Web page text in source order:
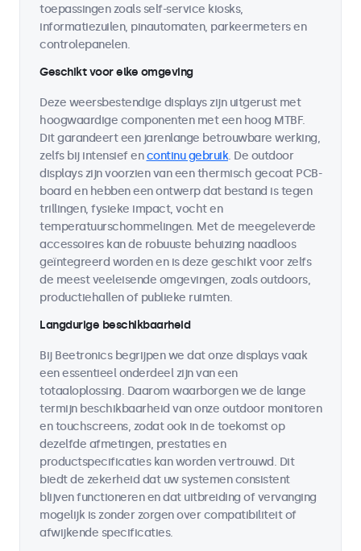
toepassingen zoals self-service kiosks,
informatiezuilen, pinautomaten, parkeermeters en
controlepanelen.
Geschikt voor elke omgeving
Deze weersbestendige displays zijn uitgerust met
hoogwaardige componenten met een hoog MTBF.
Dit garandeert een jarenlange betrouwbare werking,
zelfs bij intensief encontinu gebruik. De outdoor
displays zijn voorzien van een thermisch gecoat PCB-
board en hebben een ontwerp dat bestand is tegen
trillingen, fysieke impact, vocht en
temperatuurschommelingen. Met de meegeleverde
accessoires kan de robuuste behuizing naadloos
geïntegreerd worden en is deze geschikt voor zelfs
de meest veeleisende omgevingen, zoals outdoors,
productiehallen of publieke ruimten.
Langdurige beschikbaarheid
Bij Beetronics begrijpen we dat onze displays vaak
een essentieel onderdeel zijn van een
totaaloplossing. Daarom waarborgen we de lange
termijn beschikbaarheid van onze outdoor monitoren
en touchscreens, zodat ook in de toekomst op
dezelfde afmetingen, prestaties en
productspecificaties kan worden vertrouwd. Dit
biedt de zekerheid dat uw systemen consistent
blijven functioneren en dat uitbreiding of vervanging
mogelijk is zonder zorgen over compatibiliteit of
afwijkende specificaties.